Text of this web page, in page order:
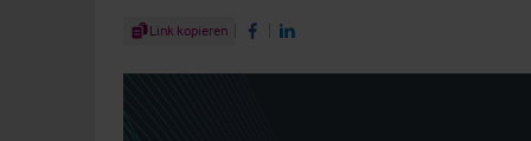
Share Article
Link kopieren Share on Facebook
Share on LinkedIn